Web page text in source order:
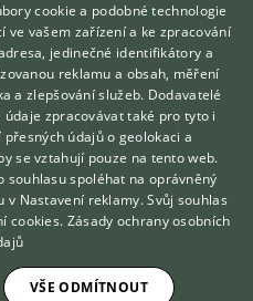
letošní samičku, odchov
červenohrdlé, zlatohlavé,
144×
Hledáte zvířecího kamaráda?
Zdarma vám poradí
VETERINÁŘ ONLINE
KONZULTOVAT S
VETERINÁŘEM
cookie a podobné technologie
ve vašem zařízení a ke zpracování
jedinečné identifikátory a
reklamu a obsah, měření
a zlepšování služeb. Dodavatelé
údaje zpracovávat také pro tyto i
údajů o geolokaci a
se vztahují pouze na tento web.
spoléhat na oprávněný
v Nastavení reklamy. Svůj souhlas
cookies. Zásady ochrany osobních
VŠE ODMÍTNOUT